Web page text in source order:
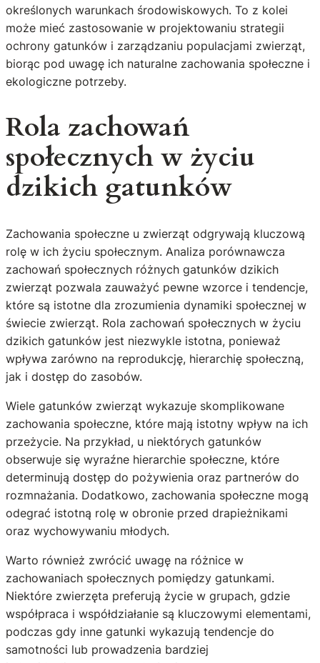
określonych warunkach środowiskowych. To z kolei
może mieć zastosowanie w projektowaniu strategii
ochrony gatunków i zarządzaniu populacjami zwierząt,
biorąc pod uwagę ich naturalne zachowania społeczne i
ekologiczne potrzeby.
Rola zachowań
społecznych w życiu
dzikich gatunków
Zachowania społeczne u zwierząt odgrywają kluczową
rolę w ich życiu społecznym. Analiza porównawcza
zachowań społecznych różnych gatunków dzikich
zwierząt pozwala zauważyć pewne wzorce i tendencje,
które są istotne dla zrozumienia dynamiki społecznej w
świecie zwierząt. Rola zachowań społecznych w życiu
dzikich gatunków jest niezwykle istotna, ponieważ
wpływa zarówno na reprodukcję, hierarchię społeczną,
jak i dostęp do zasobów.
Wiele gatunków zwierząt wykazuje skomplikowane
zachowania społeczne, które mają istotny wpływ na ich
przeżycie. Na przykład, u niektórych gatunków
obserwuje się wyraźne hierarchie społeczne, które
determinują dostęp do pożywienia oraz partnerów do
rozmnażania. Dodatkowo, zachowania społeczne mogą
odegrać istotną rolę w obronie przed drapieżnikami
oraz wychowywaniu młodych.
Warto również zwrócić uwagę na różnice w
zachowaniach społecznych pomiędzy gatunkami.
Niektóre zwierzęta preferują życie w grupach, gdzie
współpraca i współdziałanie są kluczowymi elementami,
podczas gdy inne gatunki wykazują tendencje do
samotności lub prowadzenia bardziej